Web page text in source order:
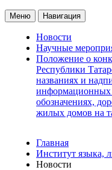
Меню Навигация
Новости
Научные
Положение о
Республики
названиях и
информационных
обозначениях,
жилых домов на
Главная
Институт языка,
Новости